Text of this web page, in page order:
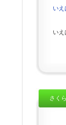
いえ
い
さく